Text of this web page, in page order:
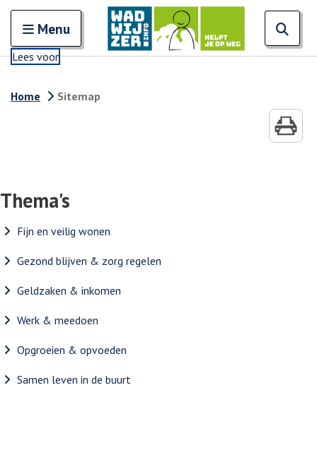
Open en sluit het
Menu
Lees voor
Home Sitemap
Thema's
Fijn en veilig wonen
Gezond blijven & zorg regelen
Geldzaken & inkomen
Werk & meedoen
Opgroeien & opvoeden
Samen leven in de buurt